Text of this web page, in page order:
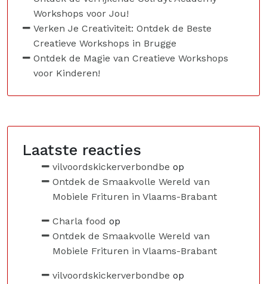
Workshops voor Jou!
Verken Je Creativiteit: Ontdek de Beste
Creatieve Workshops in Brugge
Ontdek de Magie van Creatieve Workshops
voor Kinderen!
Laatste reacties
vilvoordskickerverbondbe op
Ontdek de Smaakvolle Wereld van
Mobiele Frituren in Vlaams-Brabant
Charla food op
Ontdek de Smaakvolle Wereld van
Mobiele Frituren in Vlaams-Brabant
vilvoordskickerverbondbe op